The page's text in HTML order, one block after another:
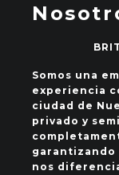
Somos una
experiencia
ciudad de
privado y
garantizando
nos